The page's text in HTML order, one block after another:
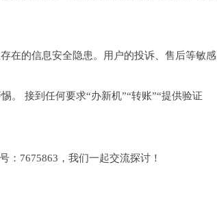
在的信息安全隐患。用户的投诉、售后等敏感
。 接到任何要求“办新机”“转账”“提供验证
：7675863，我们一起交流探讨！